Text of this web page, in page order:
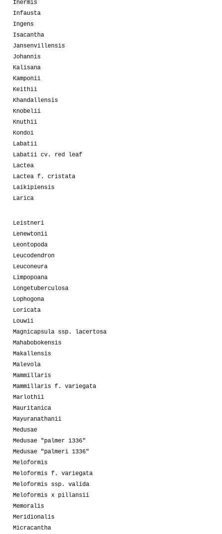
Inermis
Infausta
Ingens
Isacantha
Jansenvillensis
Johannis
Kalisana
Kamponii
Keithii
Khandallensis
Knobelii
Knuthii
Kondoi
Labatii
Labatii cv. red leaf
Lactea
Lactea f. cristata
Laikipiensis
Larica
Leistneri
Lenewtonii
Leontopoda
Leucodendron
Leuconeura
Limpopoana
Longetuberculosa
Lophogona
Loricata
Louwii
Magnicapsula ssp. lacertosa
Mahabobokensis
Makallensis
Malevola
Mammillaris
Mammillaris f. variegata
Marlothii
Mauritanica
Mayuranathanii
Medusae
Medusae "palmer 1336"
Medusae "palmeri 1336"
Meloformis
Meloformis f. variegata
Meloformis ssp. valida
Meloformis x pillansii
Memoralis
Meridionalis
Micracantha